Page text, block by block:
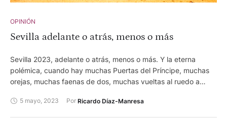
OPINIÓN
Sevilla adelante o atrás, menos o más
Sevilla 2023, adelante o atrás, menos o más. Y la eterna
polémica, cuando hay muchas Puertas del Príncipe, muchas
orejas, muchas faenas de dos, muchas vueltas al ruedo a
entonces, todo maravilloso? ¿Lo mejor es que sea justo, ya no
5 mayo, 2023 Por Ricardo Díaz-Manresa